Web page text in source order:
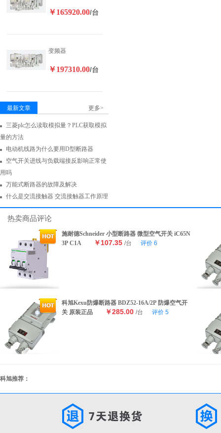
￥165920.00/台
变频器
￥197310.00/台
最新文章 更多>
三菱plc怎么读取模拟量？PLC获取模拟
量的方法
电动机线路为什么要用D型断路器
空气开关进线与负载端接反影响正常使
用吗
万能式断路器的故障及解决
什么是交流接触器 交流接触器工作原理
热卖商品评论
施耐德Schneider 小型断路器 微型空气开关 iC65N
3P C1A
￥107.35 /台 评价 6
科旭Kexu防爆断路器 BDZ52-16A/2P 防爆空气开
关 原装正品
￥285.00 /台 评价 5
科旭推荐：